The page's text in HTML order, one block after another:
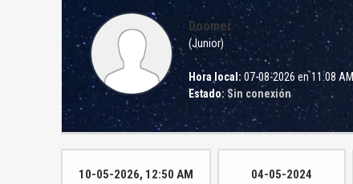
Doomer
(Junior)
Hora local: 07-08-2026 en 11:08 AM
Estado: Sin conexión
10-05-2026, 12:50 AM 04-05-2024